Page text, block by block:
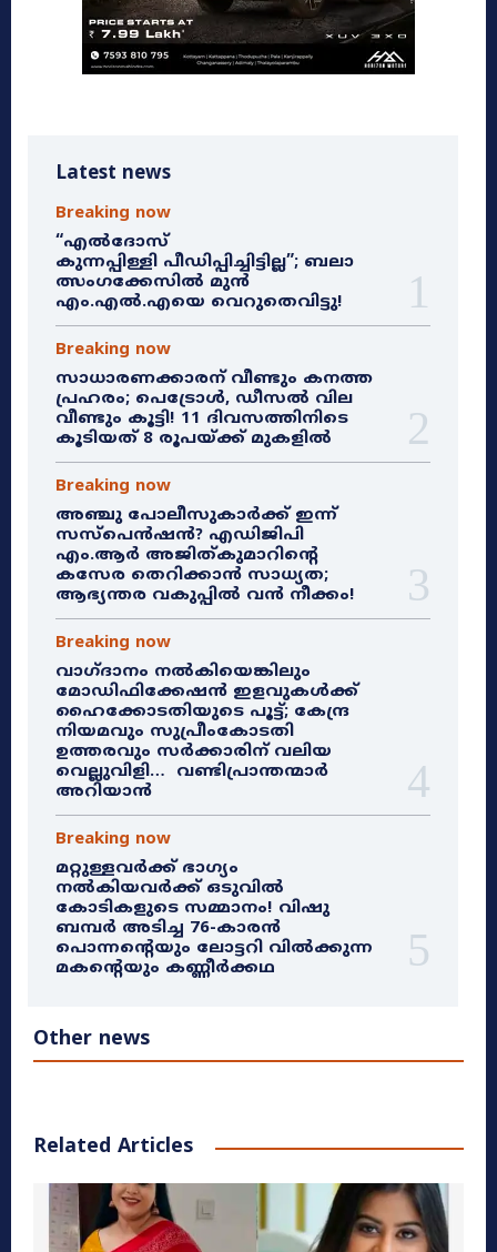
Latest news
Breaking now
“എൽദോസ്
കുന്നപ്പിള്ളി പീഡിപ്പിച്ചിട്ടില്ല”; ബലാ
ത്സംഗക്കേസിൽ മുൻ
എം.എൽ.എയെ വെറുതെവിട്ടു!
Breaking now
സാധാരണക്കാരന് വീണ്ടും കനത്ത
പ്രഹരം; പെട്രോൾ, ഡീസൽ വില
വീണ്ടും കൂട്ടി! 11 ദിവസത്തിനിടെ
കൂടിയത് 8 രൂപയ്ക്ക് മുകളിൽ
Breaking now
അഞ്ചു പോലീസുകാർക്ക് ഇന്ന്
സസ്‌പെൻഷൻ? എഡിജിപി
എം.ആർ അജിത്കുമാറിൻ്റെ
കസേര തെറിക്കാൻ സാധ്യത;
ആഭ്യന്തര വകുപ്പിൽ വൻ നീക്കം!
Breaking now
വാഗ്ദാനം നൽകിയെങ്കിലും
മോഡിഫിക്കേഷൻ ഇളവുകൾക്ക്
ഹൈക്കോടതിയുടെ പൂട്ട്; കേന്ദ്ര
നിയമവും സുപ്രീംകോടതി
ഉത്തരവും സർക്കാരിന് വലിയ
വെല്ലുവിളി… വണ്ടിപ്രാന്തന്മാർ
അറിയാൻ
Breaking now
മറ്റുള്ളവർക്ക് ഭാഗ്യം
നൽകിയവർക്ക് ഒടുവിൽ
കോടികളുടെ സമ്മാനം! വിഷു
ബമ്പർ അടിച്ച 76-കാരൻ
പൊന്നന്റെയും ലോട്ടറി വിൽക്കുന്ന
മകന്റെയും കണ്ണീർക്കഥ
Other news
Related Articles